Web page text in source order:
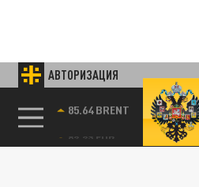
АВТОРИЗАЦИЯ
85.64 BRENT